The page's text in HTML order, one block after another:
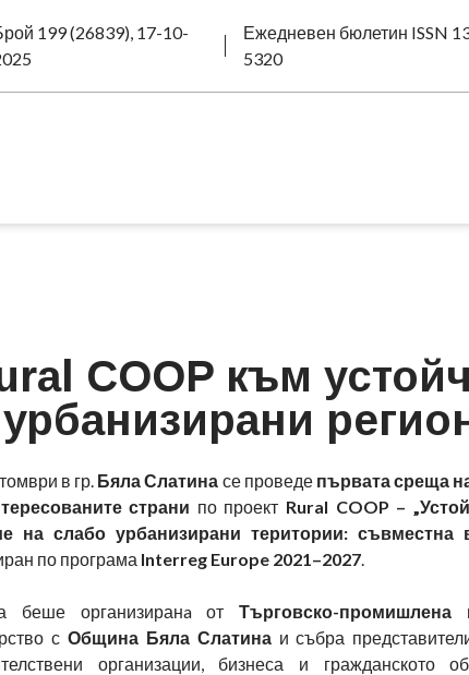
199 (26839), 17-10-
Ежедневен бюлетин ISSN
5320
COOP към
в гр. Бяла Слатина се проведе първата среща
страни по проект Rural COOP –
на слабо урбанизирани територии: съвместна
по програма Interreg Europe 2021–2027
беше организиранa от Търговско-
с Община Бяла Слатина и събра
организации, бизнеса и гражданското